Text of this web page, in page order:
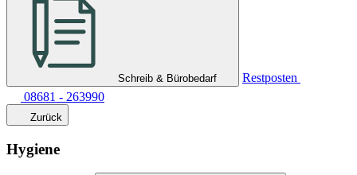
Schreib & Bürobedarf
Restposten
08681 - 263990
Zurück
Hygiene